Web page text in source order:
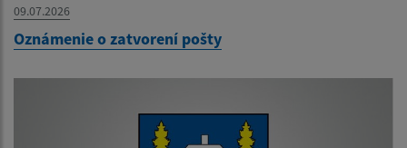
09.07.2026
Oznámenie o zatvorení pošty